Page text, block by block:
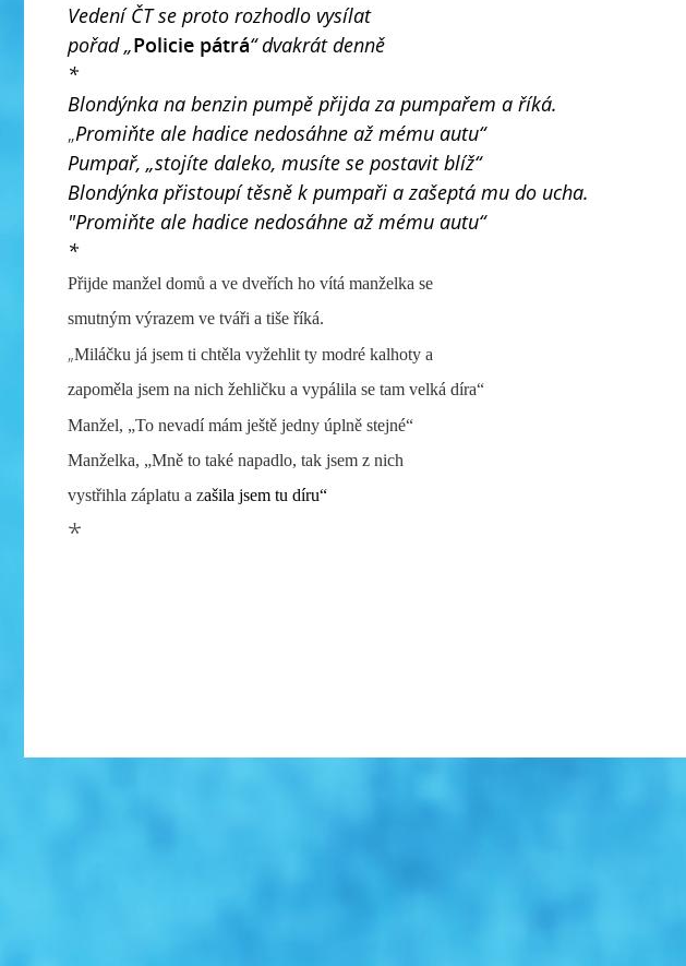
Vedení ČT se proto rozhodlo vysílat
pořad „Policie pátrá“ dvakrát denně
*
Blondýnka na benzin pumpě přijda za pumpařem a říká.
„Promiňte ale hadice nedosáhne až mému autu“
Pumpař, „stojíte daleko, musíte se postavit blíž“
Blondýnka přistoupí těsně k pumpaři a zašeptá mu do ucha.
"Promiňte ale hadice nedosáhne až mému autu“
*
Přijde manžel domů a ve dveřích ho vítá manželka se
smutným výrazem ve tváři a tiše říká.
„Miláčku já jsem ti chtěla vyžehlit ty modré kalhoty a
zapoměla jsem na nich žehličku a vypálila se tam velká díra“
Manžel, „To nevadí mám ještě jedny úplně stejné“
Manželka, „Mně to také napadlo, tak jsem z nich
vystřihla záplatu a zašila jsem tu díru“
*